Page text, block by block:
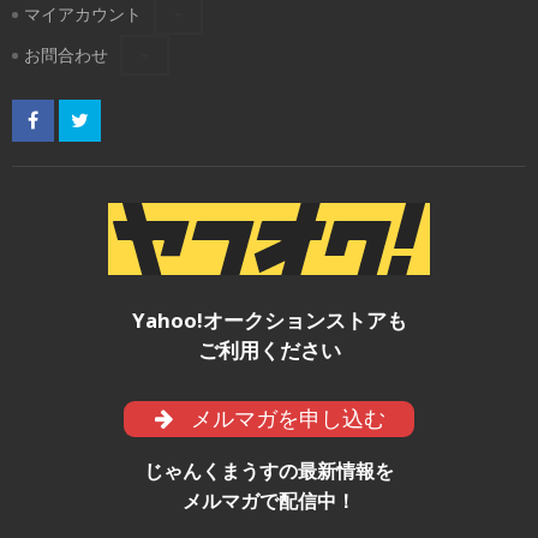
マイアカウント
お問合わせ
Yahoo!オークションストアも
ご利用ください
メルマガを申し込む
じゃんくまうすの最新情報を
メルマガで配信中！